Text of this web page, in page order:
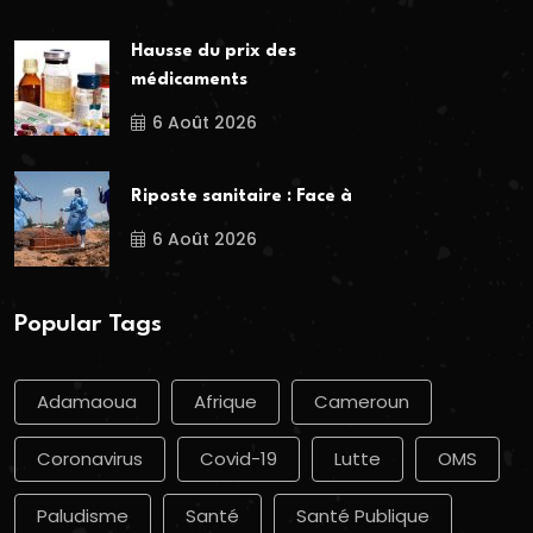
Hausse du prix des
médicaments
6 Août 2026
Riposte sanitaire : Face à
6 Août 2026
Popular Tags
Adamaoua Afrique Cameroun
Coronavirus Covid-19 Lutte OMS
Paludisme Santé Santé Publique